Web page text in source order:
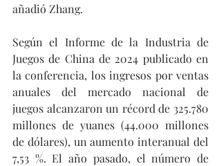
añadió Zhang.
Según el Informe de la Industria de
Juegos de China de 2024 publicado en
la conferencia, los ingresos por ventas
anuales del mercado nacional de
juegos alcanzaron un récord de 325.780
millones de yuanes (44.000 millones
de dólares), un aumento interanual del
7,53 %. El año pasado, el número de